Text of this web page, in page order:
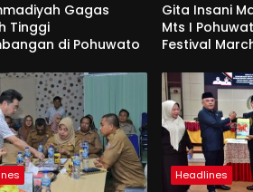
Gagas
Tinggi
di Pohuwato
Gita Insani
Mts I
Festival
Headlines